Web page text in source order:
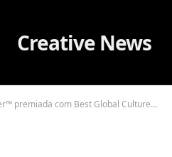
com Best Global Culture e Best Marketing Teams pela Comparably